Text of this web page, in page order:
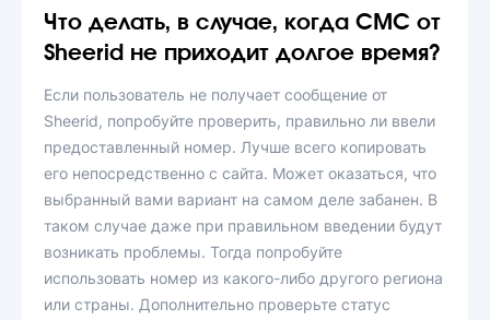
Что делать, в случае, когда СМС от
Sheerid не приходит долгое время?
Если пользователь не получает сообщение от
Sheerid, попробуйте проверить, правильно ли ввели
предоставленный номер. Лучше всего копировать
его непосредственно с сайта. Может оказаться, что
выбранный вами вариант на самом деле забанен. В
таком случае даже при правильном введении будут
возникать проблемы. Тогда попробуйте
использовать номер из какого-либо другого региона
или страны. Дополнительно проверьте статус